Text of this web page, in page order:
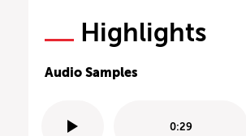
Highlights
Audio Samples
0:29